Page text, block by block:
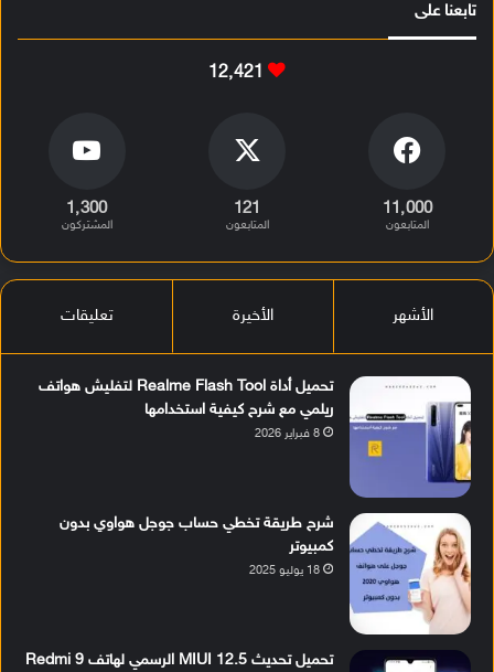
تابعنا على
12٬421
11٬000
المتابعون
121
المتابعون
1٬300
المشتركون
الأشهر الأخيرة تعليقات
تحميل أداة Realme Flash Tool لتفليش هواتف
ريلمي مع شرح كيفية استخدامها
8 فبراير 2026
شرح طريقة تخطي حساب جوجل هواوي بدون
كمبيوتر
18 يوليو 2025
تحميل تحديث MIUI 12.5 الرسمي لهاتف Redmi 9